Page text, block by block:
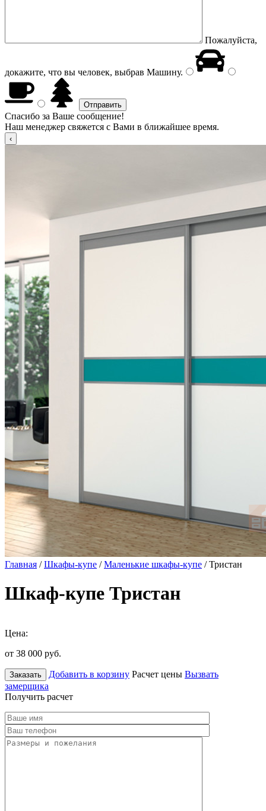
Пожалуйста,
докажите, что вы человек, выбрав Машину.
Спасибо за Ваше сообщение!
Наш менеджер свяжется с Вами в ближайшее время.
Главная /Шкафы-купе /Маленькие шкафы-купе / Тристан
Шкаф-купе Тристан
Цена:
от 38 000 руб.
Заказать Добавить в корзину Расчет цены Вызвать
замерщика
Получить расчет